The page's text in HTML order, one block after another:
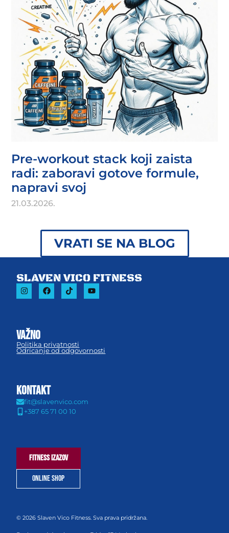
Pre-workout stack koji zaista
radi: zaboravi gotove formule,
napravi svoj
21.03.2026.
VRATI SE NA BLOG
SLAVEN VICO FITNESS
važno
Politika privatnosti
Odricanje od odgovornosti
KONTAKT
fit@slavenvico.com
+387 65 71 00 10
FITNESS IZAZOV
ONLINE SHOP
© 2026 Slaven Vico Fitness. Sva prava pridržana.